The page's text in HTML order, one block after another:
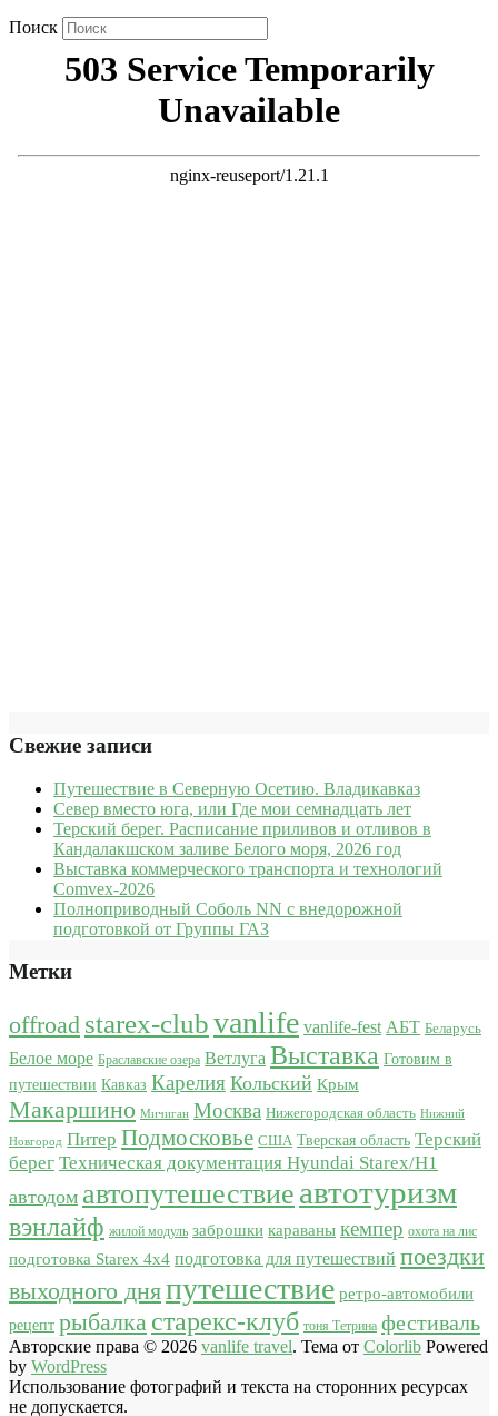
Поиск
Свежие записи
Путешествие в Северную Осетию. Владикавказ
Север вместо юга, или Где мои семнадцать лет
Терский берег. Расписание приливов и отливов в
Кандалакшском заливе Белого моря, 2026 год
Выставка коммерческого транспорта и технологий
Comvex-2026
Полноприводный Соболь NN с внедорожной
подготовкой от Группы ГАЗ
Метки
offroad starex-clubvanlife vanlife-fest АБТ Беларусь
Белое море Браславские озера Ветлуга Выставка Готовим в
путешествии Кавказ Карелия Кольский Крым
Макаршино Мичиган Москва Нижегородская область Нижний
Новгород Питер Подмосковье США Тверская область Терский
берег Техническая документация Hyundai Starex/H1
автодом автопутешествие автотуризм
вэнлайф жилой модуль заброшки караваны кемпер охота на лис
подготовка Starex 4x4 подготовка для путешествий поездки
выходного дняпутешествие ретро-автомобили
рецепт рыбалка старекс-клуб тоня Тетрина фестиваль
Авторские права © 2026 vanlife travel. Тема от Colorlib Powered
by WordPress
Использование фотографий и текста на сторонних ресурсах
не допускается.